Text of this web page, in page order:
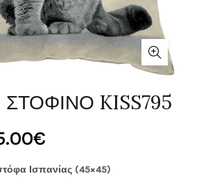
KISS795
€
range:
Ισπανίας (45×45)